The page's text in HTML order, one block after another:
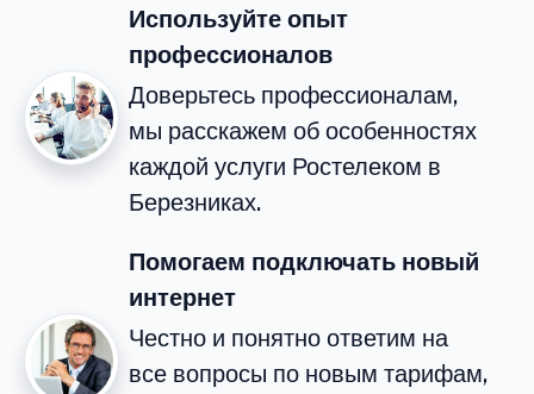
Используйте опыт
профессионалов
Доверьтесь профессионалам,
мы расскажем об особенностях
каждой услуги Ростелеком в
Березниках.
Помогаем подключать новый
интернет
Честно и понятно ответим на
все вопросы по новым тарифам,